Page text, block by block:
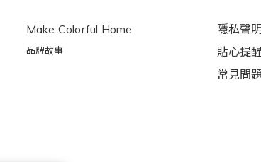
Make Colorful Home
品牌故事
隱私聲明
貼心提醒
常見問